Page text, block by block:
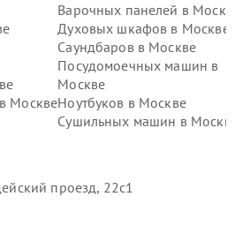
Москве
Варочных панелей в
Духовых шкафов в Москве
Саундбаров в Москве
Посудомоечных машин в
Москве
Ноутбуков в Москве
Сушильных машин в
проезд, 22с1